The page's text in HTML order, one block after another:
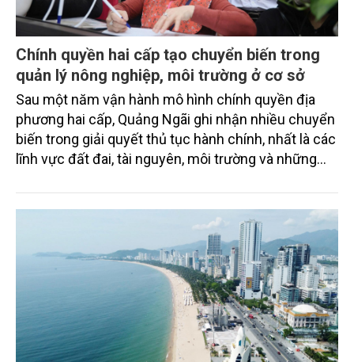
Chính quyền hai cấp tạo chuyển biến trong
quản lý nông nghiệp, môi trường ở cơ sở
Sau một năm vận hành mô hình chính quyền địa
phương hai cấp, Quảng Ngãi ghi nhận nhiều chuyển
biến trong giải quyết thủ tục hành chính, nhất là các
lĩnh vực đất đai, tài nguyên, môi trường và những
cấp mạnh về cơ sở không chỉ rút ngắn thời gian xử
lý hồ sơ mà còn giúp chính quyền chủ động hơn
trong quản lý, đưa dịch vụ công đến gần người dân
từ vùng ven biển đến miền núi.